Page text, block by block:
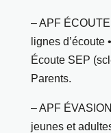
– APF
lignes
Écoute SEP
Parents.
– APF
jeunes et